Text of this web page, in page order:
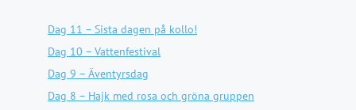
Dag 11 – Sista dagen på kollo!
Dag 10 – Vattenfestival
Dag 9 – Äventyrsdag
Dag 8 – Hajk med rosa och gröna gruppen